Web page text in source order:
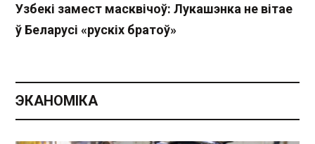
Узбекі замест масквічоў: Лукашэнка не вітае
ў Беларусі «рускіх братоў»
ЭКАНОМІКА